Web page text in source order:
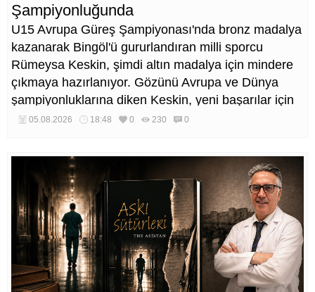
Şampiyonluğunda
U15 Avrupa Güreş Şampiyonası'nda bronz madalya
kazanarak Bingöl'ü gururlandıran milli sporcu
Rümeysa Keskin, şimdi altın madalya için mindere
çıkmaya hazırlanıyor. Gözünü Avrupa ve Dünya
şampiyonluklarına diken Keskin, yeni başarılar için
çalışmalarını sürdürüyor.
05.08.2026 18:48 0 230 0